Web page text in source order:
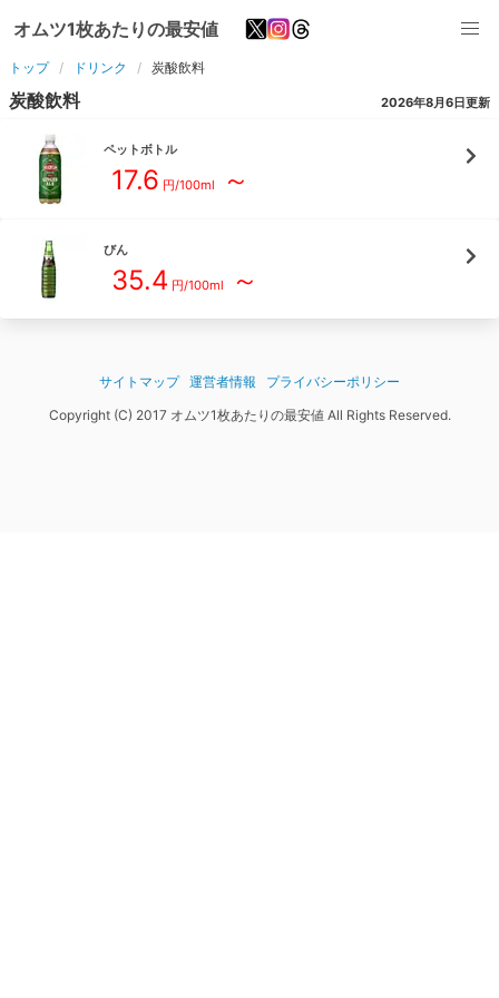
オムツ1枚あたりの最安値
トップ ドリンク 炭酸飲料
炭酸飲料 2026年8月6日更新
ペットボトル
17.6 円/100ml ～
びん
35.4 円/100ml ～
サイトマップ 運営者情報
プライバシーポリシー
Copyright (C) 2017 オムツ1枚あたりの最安値 All Rights Reserved.